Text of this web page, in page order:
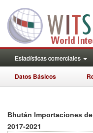
Estadísticas comerciales
Datos Básicos
Bhután Importaciones
2017-2021